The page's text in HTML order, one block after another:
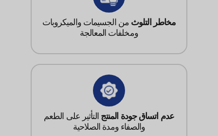
مخاطر التلوث من الجسيمات والميكروبات
ومخلفات المعالجة
عدم اتساق جودة المنتج التأثير على الطعم
والصفاء ومدة الصلاحية